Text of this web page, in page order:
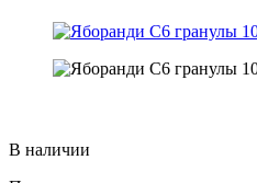
В наличии